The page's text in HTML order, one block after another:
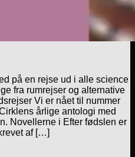
på en rejse ud i alle science
fra rumrejser og alternative
Vi er nået til nummer
årlige antologi med
Novellerne i Efter fødslen er
af […]